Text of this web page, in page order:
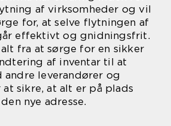
af virksomheder og vil
for, at selve flytningen af
effektivt og gnidningsfrit.
fra at sørge for en sikker
af inventar til at
andre leverandører og
sikre, at alt er på plads
nye adresse.